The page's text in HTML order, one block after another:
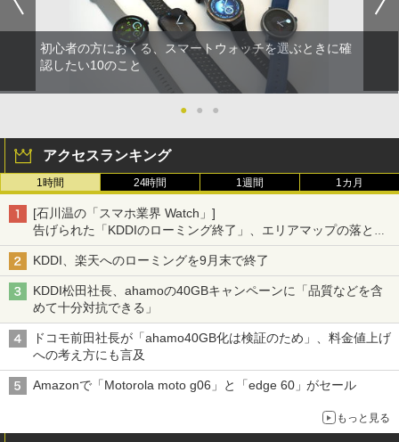
初心者の方におくる、スマートウォッチを選ぶときに確
認したい10のこと
● ● ●
アクセスランキング
1時間 24時間 1週間 1カ月
[石川温の「スマホ業界 Watch」]
告げられた「KDDIのローミング終了」、エリアマップの落とし
穴と楽天モバイルの課題
KDDI、楽天へのローミングを9月末で終了
KDDI松田社長、ahamoの40GBキャンペーンに「品質などを含
めて十分対抗できる」
ドコモ前田社長が「ahamo40GB化は検証のため」、料金値上げ
への考え方にも言及
Amazonで「Motorola moto g06」と「edge 60」がセール
もっと見る